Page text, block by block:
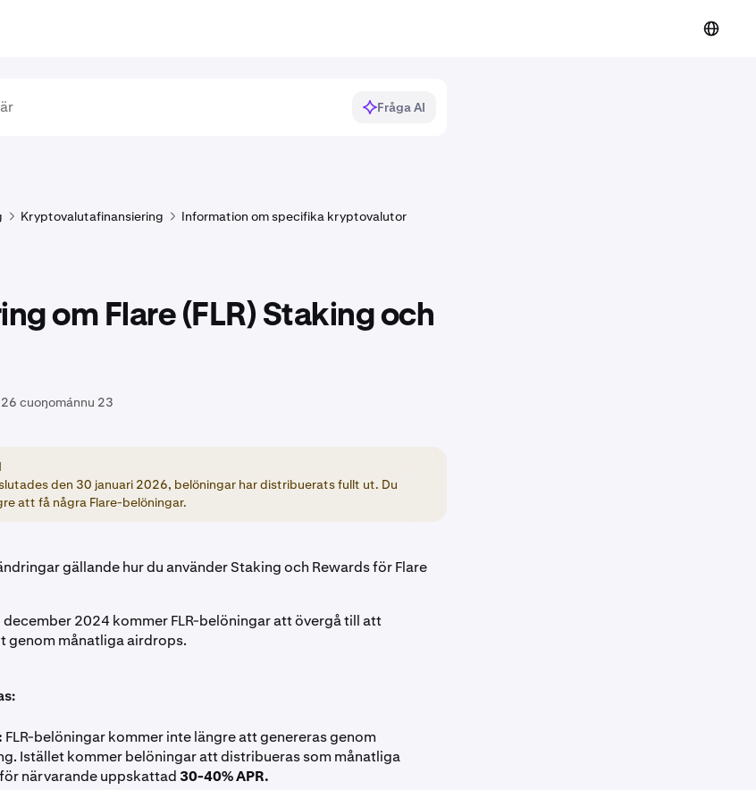
Fråga AI
Kryptovalutafinansiering Information om specifika kryptovalutor
om Flare (FLR) Staking och
cuoŋománnu 23
den 30 januari 2026, belöningar har distribuerats fullt ut. Du
att få några Flare-belöningar.
gällande hur du använder Staking och Rewards för Flare
december 2024 kommer FLR-belöningar att övergå till att
genom månatliga airdrops.
FLR-belöningar kommer inte längre att genereras genom
Istället kommer belöningar att distribueras som månatliga
närvarande uppskattad 30-40% APR.